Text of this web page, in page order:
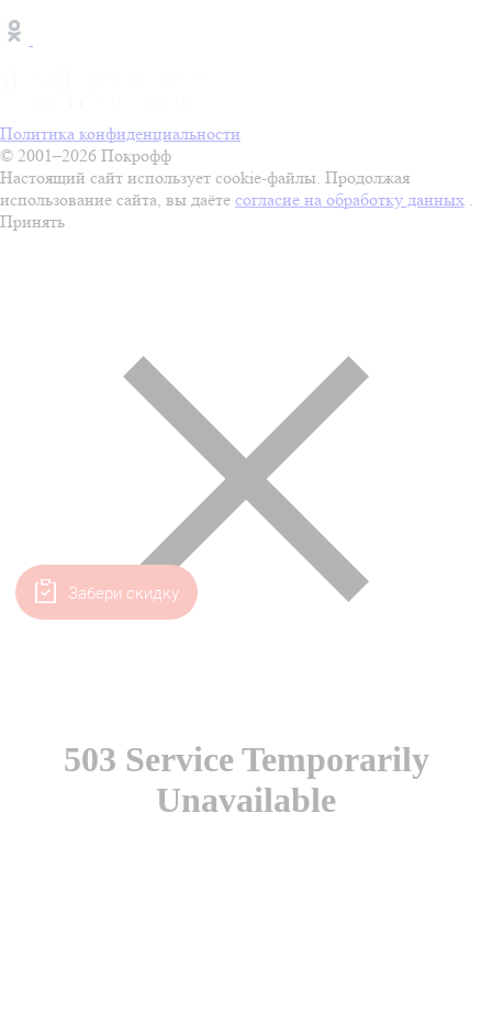
Политика конфиденциальности
© 2001–2026 Покрофф
Настоящий сайт использует cookie-файлы. Продолжая
использование сайта, вы даёте согласие на обработку данных .
Принять
Забери скидку